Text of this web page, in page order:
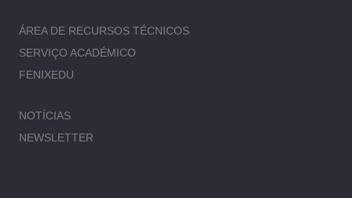
ÁREA DE RECURSOS TÉCNICOS
SERVIÇO ACADÉMICO
FENIXEDU
NOTÍCIAS
NEWSLETTER